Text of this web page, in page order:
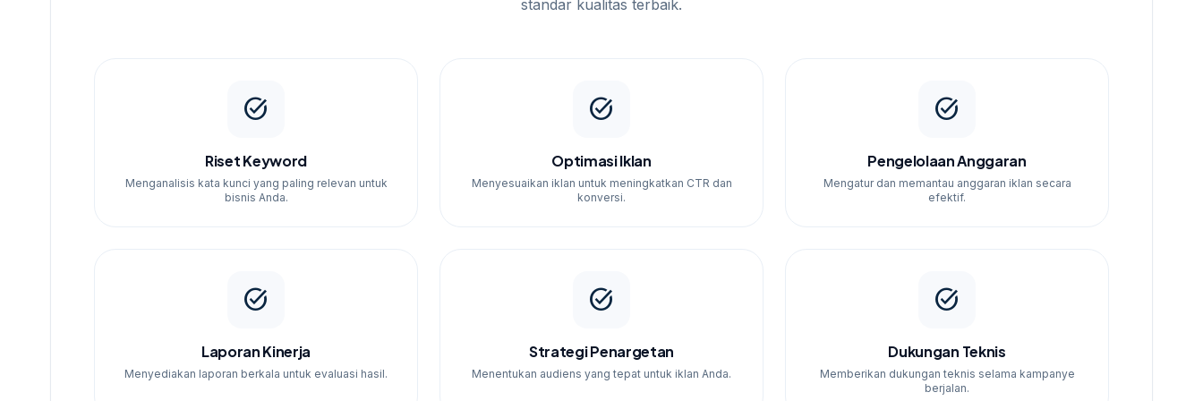
standar kualitas terbaik.
task_alt
Riset Keyword
Menganalisis kata kunci yang paling relevan untuk
bisnis Anda.
task_alt
Optimasi Iklan
Menyesuaikan iklan untuk meningkatkan CTR dan
konversi.
task_alt
Pengelolaan Anggaran
Mengatur dan memantau anggaran iklan secara
efektif.
task_alt
Laporan Kinerja
Menyediakan laporan berkala untuk evaluasi hasil.
task_alt
Strategi Penargetan
Menentukan audiens yang tepat untuk iklan Anda.
task_alt
Dukungan Teknis
Memberikan dukungan teknis selama kampanye
berjalan.